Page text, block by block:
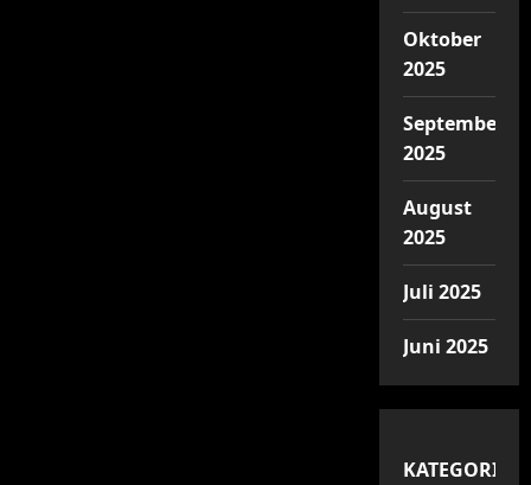
Oktober
2025
September
2025
August
2025
Juli 2025
Juni 2025
KATEGORIEN